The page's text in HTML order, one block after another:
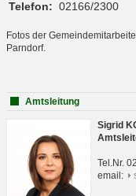
Telefon: 02166/2300
Fotos der
Parndorf.
Amtsleitung
Sigrid
Tel.Nr.
email: